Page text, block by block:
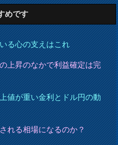
めです
る心の支えはこれ
上昇のなかで利益確定は完
値が重い金利とドル円の動
れる相場になるのか？